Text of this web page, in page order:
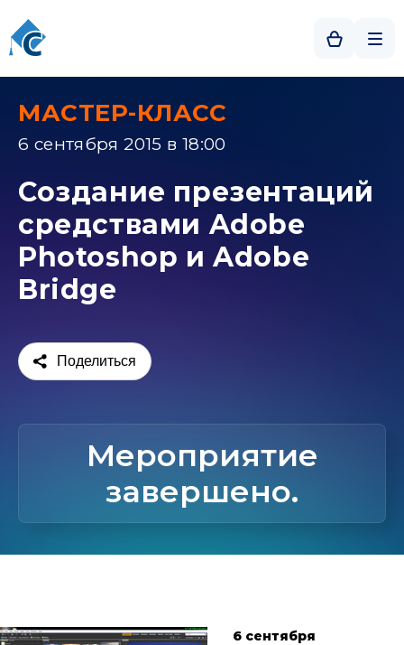
МАСТЕР-КЛАСС
6 сентября 2015 в 18:00
Создание презентаций
средствами Adobe
Photoshop и Adobe
Bridge
Поделиться
Мероприятие
завершено.
6 сентября